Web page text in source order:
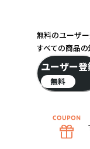
ブ
無料のユーザ
すべての商品の
ユーザー登
無料